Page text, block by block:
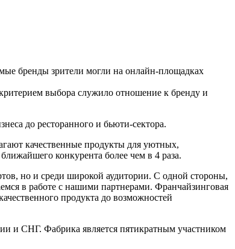
бренды зрители могли на онлайн-площадках
выбора служило отношение к бренду и
до ресторанного и бьюти-сектора.
качественные продукты для уютных,
конкурента более чем в 4 раза.
но и среди широкой аудитории. С одной стороны,
в работе с нашими партнерами. Франчайзинговая
продукта до возможностей
и СНГ. Фабрика является пятикратным участником